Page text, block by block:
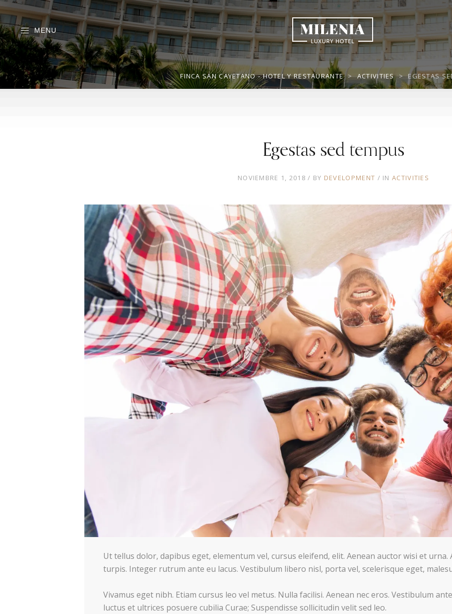
MENU
FINCA SAN CAYETANO - HOTEL Y RESTAURANTE > ACTIVITIES > EGESTAS
Egestas sed tempus
NOVIEMBRE 1, 2018 BY DEVELOPMENT IN ACTIVITIES
Ut tellus dolor, dapibus eget, elementum vel, cursus eleifend, elit. Aenean auctor wisi et urna.
turpis. Integer rutrum ante eu lacus. Vestibulum libero nisl, porta vel, scelerisque eget,
Vivamus eget nibh. Etiam cursus leo vel metus. Nulla facilisi. Aenean nec eros. Vestibulum
luctus et ultrices posuere cubilia Curae; Suspendisse sollicitudin velit sed leo.